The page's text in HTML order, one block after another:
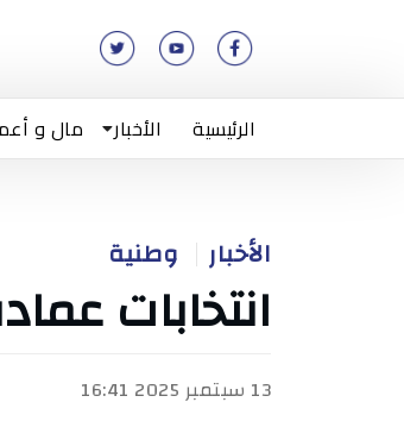
الرئيسية الأخبار مال و
الأخبار وطنية
انتخابات
13 سبتمبر 2025 16:41